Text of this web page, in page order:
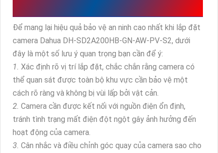
Để mang lại hiệu quả bảo vệ an ninh cao nhất khi lắp đặt
camera Dahua DH-SD2A200HB-GN-AW-PV-S2, dưới
đây là một số lưu ý quan trọng bạn cần để ý:
1. Xác định rõ vị trí lắp đặt, chắc chắn rằng camera có
thể quan sát được toàn bộ khu vực cần bảo vệ một
cách rõ ràng và không bị vùi lấp bởi vật cản.
2. Camera cần được kết nối với nguồn điện ổn định,
tránh tình trạng mất điện đột ngột gây ảnh hưởng đến
hoạt động của camera.
3. Cân nhắc và điều chỉnh góc quay của camera sao cho